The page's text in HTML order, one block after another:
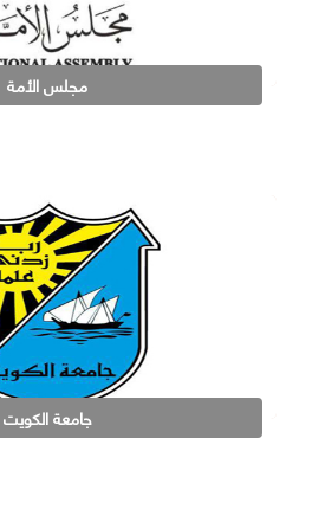
مجلس الأمة
جامعة الكويت